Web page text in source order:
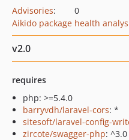
Advisories:
0
Aikido package health
v2.0
requires
php: >=5.4.0
barryvdh/laravel-cors: *
sitesoft/laravel-config-
zircote/swagger-php: ^3.0